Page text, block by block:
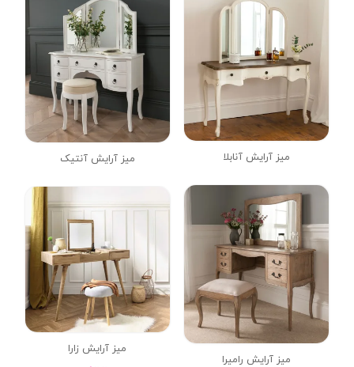
میز آرایش آنابلا میز آرایش آنتیک
میز آرایش رامیرا
میز آرایش زارا